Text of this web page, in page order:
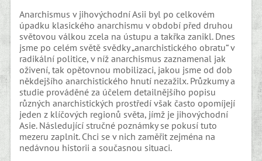
Anarchismus v jihovýchodní Asii byl po celkovém
úpadku klasického anarchismu v období před druhou
světovou válkou zcela na ústupu a takřka zanikl. Dnes
jsme po celém světě svědky „anarchistického obratu“ v
radikální politice, v níž anarchismus zaznamenal jak
oživení, tak opětovnou mobilizaci, jakou jsme od dob
někdejšího anarchistického hnutí nezažilx. Průzkumy a
studie prováděné za účelem detailnějšího popisu
různých anarchistických prostředí však často opomíjejí
jeden z klíčových regionů světa, jímž je jihovýchodní
Asie. Následující stručné poznámky se pokusí tuto
mezeru zaplnit. Chci se v nich zaměřit zejména na
nedávnou historii a současnou situaci.